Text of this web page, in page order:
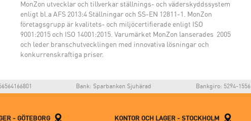
MonZon utvecklar och tillverkar ställnings- och väderskyddssystem
enligt bl.a AFS 2013:4 Ställningar och SS-EN 12811-1. MonZon
företagsgrupp är kvalitets- och miljöcertifierade enligt ISO
9001:2015 och ISO 14001:2015. Varumärket MonZon lanserades 2005
och leder branschutvecklingen med innovativa lösningar och
konkurrenskraftiga priser.
Bank: Sparbanken Sjuhärad Bankgiro: 5294-1556
- GÖTEBORG KONTOR OCH LAGER - STOCKHOLM